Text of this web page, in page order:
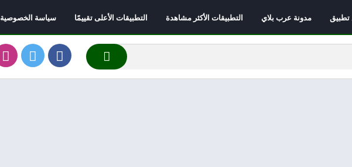
تطبيق مدونة عرب بلاي التطبيقات الأكثر مشاهدة التطبيقات الأعلى تقييمًا سياسة الخصوصية